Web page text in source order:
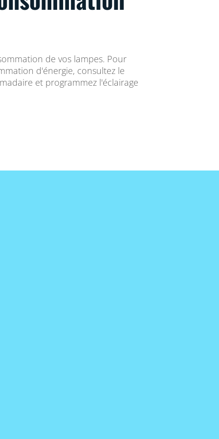
de vos lampes. Pour
d'énergie, consultez le
et programmez l'éclairage